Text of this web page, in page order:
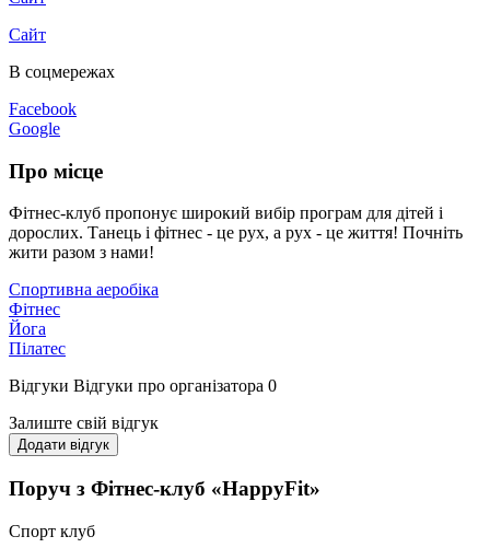
Сайт
В соцмережах
Facebook
Google
Про місце
Фітнес-клуб пропонує широкий вибір програм для дітей і
дорослих. Танець і фітнес - це рух, а рух - це життя! Почніть
жити разом з нами!
Спортивна аеробіка
Фітнес
Йога
Пілатес
Відгуки Відгуки про організатора 0
Залиште свій відгук
Додати відгук
Поруч з Фітнес-клуб «HappyFit»
Спорт клуб